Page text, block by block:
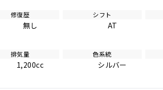
修復歴
無し
シフト
AT
排気量
1,200cc
色系統
シルバー